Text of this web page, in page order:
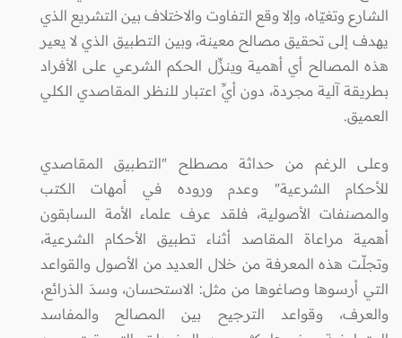
الشارع وتغيّاه، وإلا وقع التفاوت والاختلاف بين التشريع الذي
يهدف إلى تحقيق مصالح معينة، وبين التطبيق الذي لا يعير
هذه المصالح أي أهمية وينزِّل الحكم الشرعي على الأفراد
بطريقة آلية مجردة، دون أيِّ اعتبار للنظر المقاصدي الكلي
العميق.
وعلى الرغم من حداثة مصطلح "التطبيق المقاصدي
للأحكام الشرعية" وعدم وروده في أمهات الكتب
والمصنفات الأصولية، فلقد عرف علماء الأمة السابقون
أهمية مراعاة المقاصد أثناء تطبيق الأحكام الشرعية،
وتجلّت هذه المعرفة من خلال العديد من الأصول والقواعد
التي أرسوها وصاغوها من مثل: الاستحسان، وسدَ الذرائع،
والعرف، وقواعد الترجيح بين المصالح والمفاسد